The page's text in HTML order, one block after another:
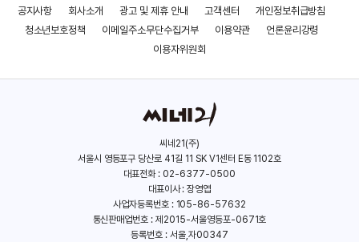
공지사항 회사소개 광고 및 제휴 안내 고객센터
개인정보취급방침
청소년보호정책
이메일주소무단수집거부 이용약관
언론윤리강령
이용자위원회
씨네21(주)
서울시 영등포구 당산로 41길 11 SK V1센터 E동 1102호
대표전화 : 02-6377-0500
대표이사 : 장영엽
사업자등록번호 : 105-86-57632
통신판매업번호 : 제2015-서울영등포-0671호
등록번호 : 서울,자00347